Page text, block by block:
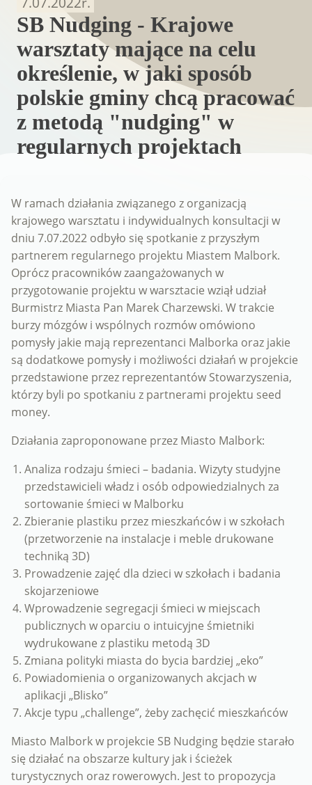
SB Nudging - Krajowe
warsztaty mające na celu
określenie, w jaki sposób
polskie gminy chcą pracować
z metodą "nudging" w
regularnych projektach
W ramach działania związanego z organizacją
krajowego warsztatu i indywidualnych konsultacji w
dniu 7.07.2022 odbyło się spotkanie z przyszłym
partnerem regularnego projektu Miastem Malbork.
Oprócz pracowników zaangażowanych w
przygotowanie projektu w warsztacie wziął udział
Burmistrz Miasta Pan Marek Charzewski. W trakcie
burzy mózgów i wspólnych rozmów omówiono
pomysły jakie mają reprezentanci Malborka oraz jakie
są dodatkowe pomysły i możliwości działań w projekcie
przedstawione przez reprezentantów Stowarzyszenia,
którzy byli po spotkaniu z partnerami projektu seed
money.
Działania zaproponowane przez Miasto Malbork:
Analiza rodzaju śmieci – badania. Wizyty studyjne
przedstawicieli władz i osób odpowiedzialnych za
sortowanie śmieci w Malborku
Zbieranie plastiku przez mieszkańców i w szkołach
(przetworzenie na instalacje i meble drukowane
techniką 3D)
Prowadzenie zajęć dla dzieci w szkołach i badania
skojarzeniowe
Wprowadzenie segregacji śmieci w miejscach
publicznych w oparciu o intuicyjne śmietniki
wydrukowane z plastiku metodą 3D
Zmiana polityki miasta do bycia bardziej „eko”
Powiadomienia o organizowanych akcjach w
aplikacji „Blisko”
Akcje typu „challenge”, żeby zachęcić mieszkańców
Miasto Malbork w projekcie SB Nudging będzie starało
się działać na obszarze kultury jak i ścieżek
turystycznych oraz rowerowych. Jest to propozycja